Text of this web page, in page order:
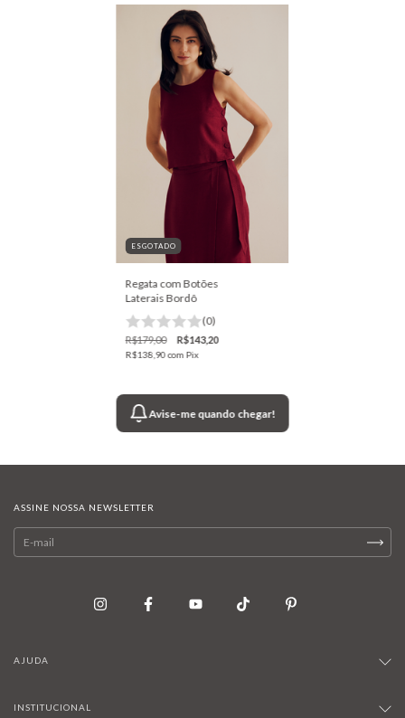
ESGOTADO
Regata com Botões
Laterais Bordô
(0)
R$179,00 R$143,20
R$138,90com Pix
Avise-me quando chegar!
ASSINE NOSSA NEWSLETTER
AJUDA
INSTITUCIONAL